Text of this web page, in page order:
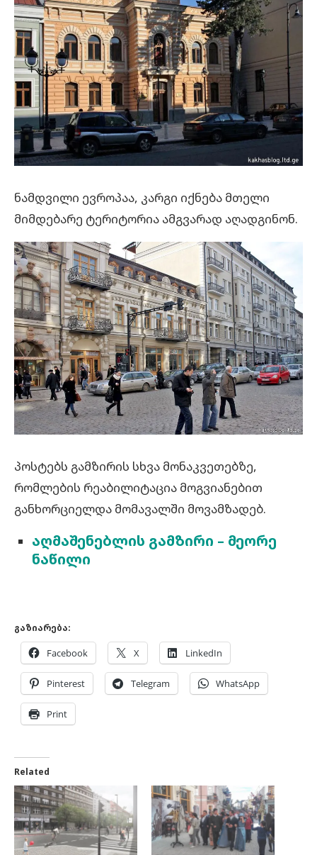
ნამდვილი ევროპაა, კარგი იქნება მთელი
მიმდებარე ტერიტორია ამგვარად აღადგინონ.
პოსტებს გამზირის სხვა მონაკვეთებზე,
რომლების რეაბილიტაცია მოგვიანებით
განხორციელდა მომავალში მოვამზადებ.
აღმაშენებლის გამზირი – მეორე
ნაწილი
გაზიარება:
Facebook X LinkedIn
Pinterest Telegram WhatsApp
Print
Related